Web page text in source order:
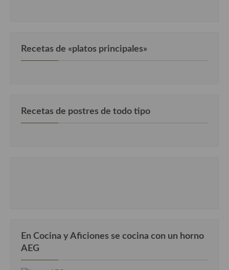
Recetas de «platos principales»
Recetas de postres de todo tipo
En Cocina y Aficiones se cocina con un horno
AEG